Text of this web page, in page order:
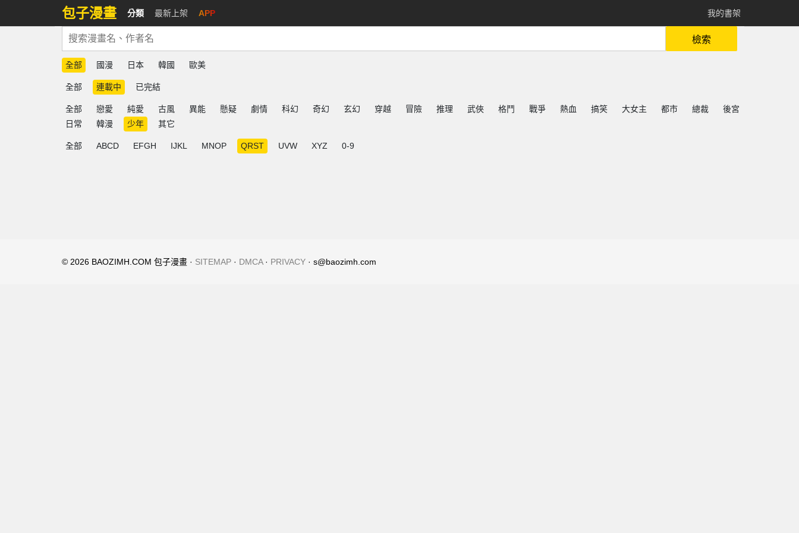
包子漫畫 分類 最新上架 APP 我的書架
檢索
全部 國漫 日本 韓國 歐美
全部 連載中 已完結
全部 戀愛 純愛 古風 異能 懸疑 劇情 科幻 奇幻 玄幻 穿越 冒險 推理 武俠 格鬥 戰爭 熱血 搞笑 大女主 都市 總裁
後宮
日常
韓漫 少年 其它
全部 ABCD EFGH IJKL MNOP QRST UVW XYZ 0-9
© 2026 BAOZIMH.COM 包子漫畫 · SITEMAP · DMCA· PRIVACY · s@baozimh.com